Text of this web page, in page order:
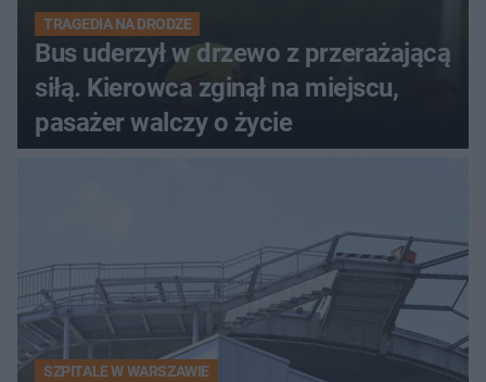
TRAGEDIA NA DRODZE
Bus uderzył w drzewo z przerażającą
siłą. Kierowca zginął na miejscu,
pasażer walczy o życie
SZPITALE W WARSZAWIE